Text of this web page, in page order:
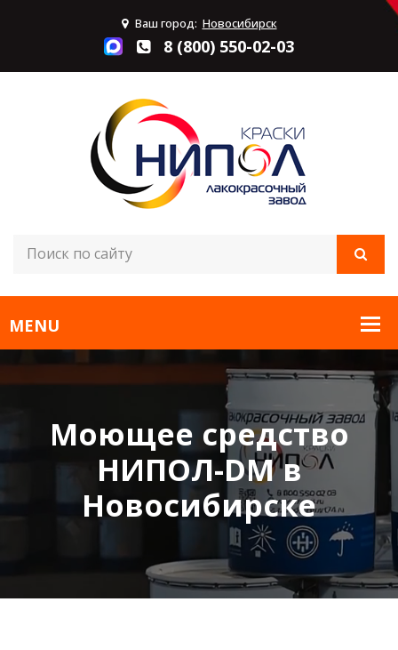
Ваш город: Новосибирск
8 (800) 550-02-03
Моющее средство
НИПОЛ-DM в
Новосибирске